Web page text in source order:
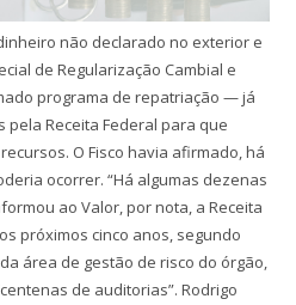
não declarado no exterior e
de Regularização Cambial e
programa de repatriação — já
Receita Federal para que
O Fisco havia afirmado, há
ocorrer. “Há algumas dezenas
ao Valor, por nota, a Receita
próximos cinco anos, segundo
área de gestão de risco do órgão,
de auditorias”. Rodrigo